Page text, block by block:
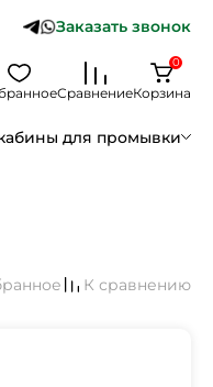
Заказать звонок
СравнениеКорзина
0
для промывки
К сравнению